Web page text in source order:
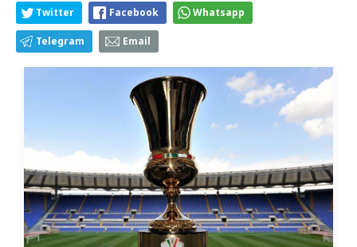
Twitter Facebook Whatsapp
Telegram Email